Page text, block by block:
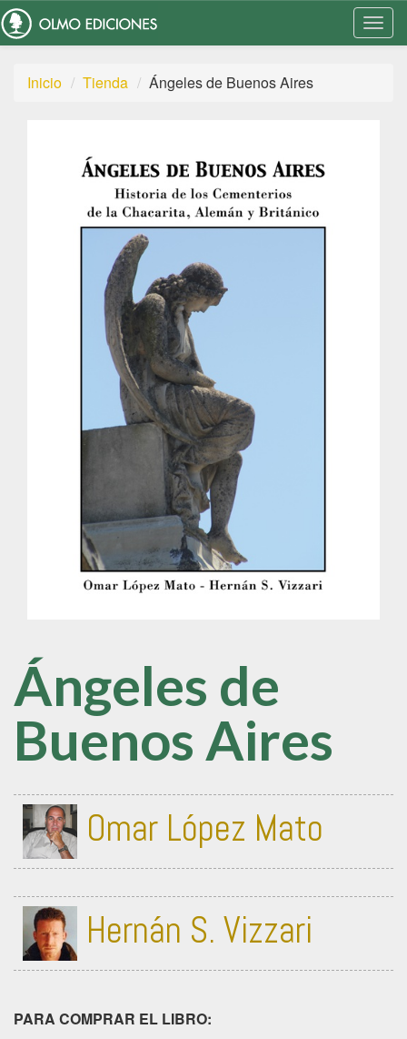
Inicio
Tienda Ángeles de Buenos Aires
Ángeles de
Buenos Aires
Omar López Mato
Hernán S. Vizzari
PARA COMPRAR EL LIBRO: